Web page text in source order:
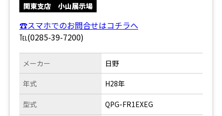
関東支店 小山展示場
☎スマホでのお問合せはコチラへ
℡(0285-39-7200)
メーカー
年式
型式
日野
H28年
QPG-FR1EXEG